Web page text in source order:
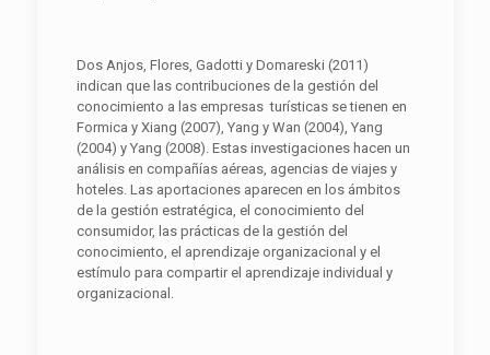
Dos Anjos, Flores, Gadotti y Domareski (2011)
indican que las contribuciones de la gestión del
conocimiento a las empresas turísticas se tienen en
Formica y Xiang (2007), Yang y Wan (2004), Yang
(2004) y Yang (2008). Estas investigaciones hacen un
análisis en compañías aéreas, agencias de viajes y
hoteles. Las aportaciones aparecen en los ámbitos
de la gestión estratégica, el conocimiento del
consumidor, las prácticas de la gestión del
conocimiento, el aprendizaje organizacional y el
estímulo para compartir el aprendizaje individual y
organizacional.